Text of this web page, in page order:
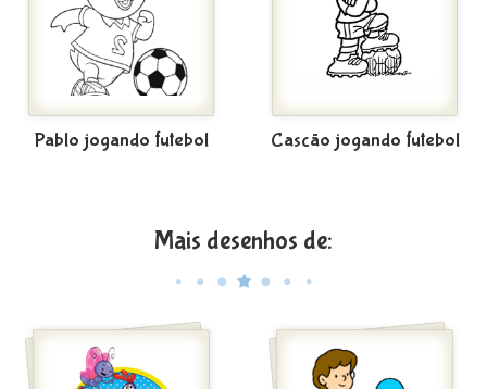
Pablo jogando futebol Cascão jogando futebol
Mais desenhos de: